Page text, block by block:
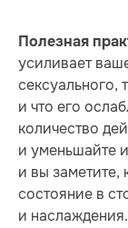
Полезная
усиливает
сексуального,
и что его
количество
и уменьшайте
и вы заметите,
состояние в
и